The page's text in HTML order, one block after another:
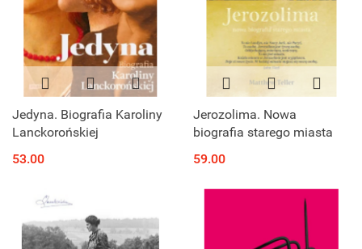
Jedyna. Biografia Karoliny
Lanckorońskiej
53.00
Jerozolima. Nowa
biografia starego miasta
59.00